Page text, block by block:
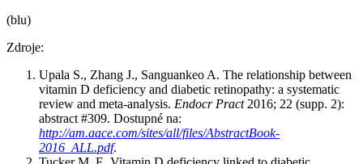
(blu)
Zdroje:
Upala S., Zhang J., Sanguankeo A. The relationship between
vitamin D deficiency and diabetic retinopathy: a systematic
review and meta-analysis. Endocr Pract2016; 22 (supp. 2):
abstract #309. Dostupné na:
http://am.aace.com/sites/all/files/AbstractBook-
2016_ALL.pdf.